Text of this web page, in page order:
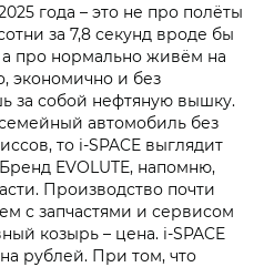
года – это не про полёты
за 7,8 секунд вроде бы
а про нормально живём на
экономично и без
за собой нефтяную вышку.
автомобиль без
то i‑SPACE выглядит
EVOLUTE, напомню,
Производство почти
с запчастями и сервисом
козырь – цена. i‑SPACE
рублей. При том, что